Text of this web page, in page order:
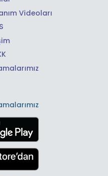
Videoları